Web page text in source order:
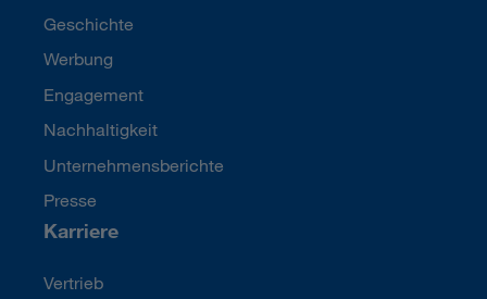
Geschichte
Werbung
Engagement
Nachhaltigkeit
Unternehmensberichte
Presse
Karriere
Vertrieb